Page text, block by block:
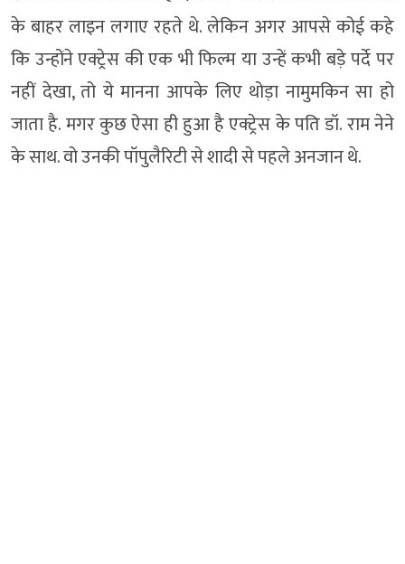
के बाहर लाइन लगाए रहते थे. लेकिन अगर आपसे कोई कहे
कि उन्होंने एक्ट्रेस की एक भी फिल्म या उन्हें कभी बड़े पर्दे पर
नहीं देखा, तो ये मानना आपके लिए थोड़ा नामुमकिन सा हो
जाता है. मगर कुछ ऐसा ही हुआ है एक्ट्रेस के पति डॉ. राम नेने
के साथ. वो उनकी पॉपुलैरिटी से शादी से पहले अनजान थे.